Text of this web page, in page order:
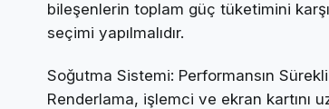
bileşenlerin toplam güç tüketimini
seçimi yapılmalıdır.
Soğutma Sistemi: Performansın
Renderlama, işlemci ve ekran kartını